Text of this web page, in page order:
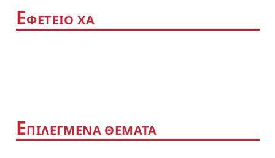
ΕΦΕΤΕΙΟ ΧΑ
ΕΠΙΛΕΓΜΕΝΑ ΘΕΜΑΤΑ